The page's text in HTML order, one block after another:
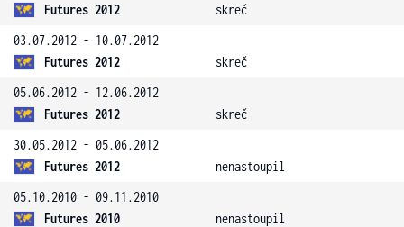
Futures 2012
skreč
03.07.2012 - 10.07.2012
Futures 2012
skreč
05.06.2012 - 12.06.2012
Futures 2012
skreč
30.05.2012 - 05.06.2012
Futures 2012
nenastoupil
05.10.2010 - 09.11.2010
Futures 2010
nenastoupil